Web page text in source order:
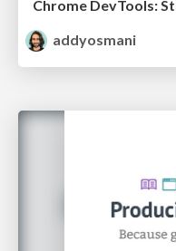
addyosmani